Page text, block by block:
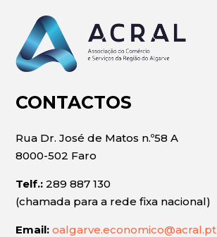
CONTACTOS
Rua Dr. José de Matos n.º58 A
8000-502 Faro
Telf.: 289 887 130
(chamada para a rede fixa nacional)
Email: oalgarve.economico@acral.pt